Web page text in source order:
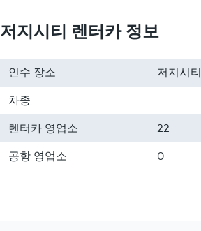
저지시티 렌터카 정보
인수 장소
저지시티
차종
렌터카 영업소
22
공항 영업소
0